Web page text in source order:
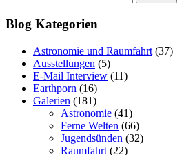
nach:
Blog Kategorien
Astronomie und Raumfahrt (37)
Ausstellungen (5)
E-Mail Interview (11)
Earthporn (16)
Galerien (181)
Astronomie (41)
Ferne Welten (66)
Jugendsünden (32)
Raumfahrt (22)